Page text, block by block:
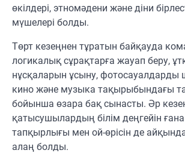
өкілдері, этномәдени және діни
мүшелері болды.
Төрт кезеңнен тұратын байқауда
логикалық сұрақтарға жауап беру,
нұсқаларын ұсыну, фотосауалдарды
кино және музыка тақырыбындағы
бойынша өзара бақ сынасты. Әр
қатысушылардың білім деңгейін
тапқырлығы мен ой-өрісін де
алаң болды.